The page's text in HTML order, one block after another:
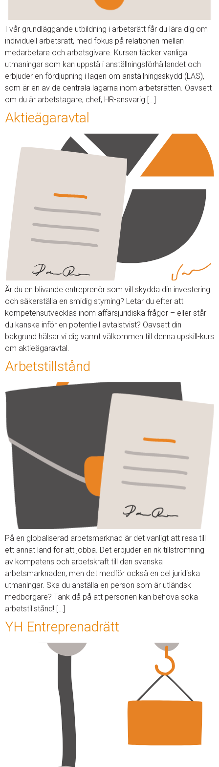
I vår grundläggande utbildning i arbetsrätt får du lära dig om
individuell arbetsrätt, med fokus på relationen mellan
medarbetare och arbetsgivare. Kursen täcker vanliga
utmaningar som kan uppstå i anställningsförhållandet och
erbjuder en fördjupning i lagen om anställningsskydd (LAS),
som är en av de centrala lagarna inom arbetsrätten. Oavsett
om du är arbetstagare, chef, HR-ansvarig […]
Aktieägaravtal
Är du en blivande entreprenör som vill skydda din investering
och säkerställa en smidig styrning? Letar du efter att
kompetensutvecklas inom affärsjuridiska frågor – eller står
du kanske inför en potentiell avtalstvist? Oavsett din
bakgrund hälsar vi dig varmt välkommen till denna upskill-kurs
om aktieägaravtal.
Arbetstillstånd
På en globaliserad arbetsmarknad är det vanligt att resa till
ett annat land för att jobba. Det erbjuder en rik tillströmning
av kompetens och arbetskraft till den svenska
arbetsmarknaden, men det medför också en del juridiska
utmaningar. Ska du anställa en person som är utländsk
medborgare? Tänk då på att personen kan behöva söka
arbetstillstånd! […]
YH Entreprenadrätt